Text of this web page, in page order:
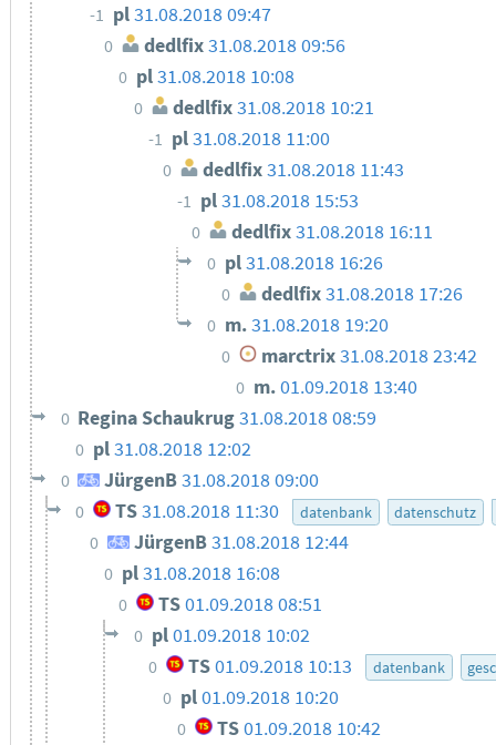
-1 pl31.08.2018 09:47
0 dedlfix31.08.2018 09:56
0 pl31.08.2018 10:08
0 dedlfix31.08.2018 10:21
-1 pl31.08.2018 11:00
0 dedlfix31.08.2018 11:43
-1 pl31.08.2018 15:53
0 dedlfix31.08.2018 16:11
0 pl31.08.2018 16:26
0 dedlfix 31.08.2018 17:26
0 m.31.08.2018 19:20
0 marctrix 31.08.2018 23:42
0 m.01.09.2018 13:40
0 Regina Schaukrug31.08.2018 08:59
0 pl31.08.2018 12:02
0 JürgenB 31.08.2018 09:00
0 TS 31.08.2018 11:30 datenbank datenschutz
0 JürgenB31.08.2018 12:44
0 pl31.08.2018 16:08
0 TS01.09.2018 08:51
0 pl01.09.2018 10:02
0 TS 01.09.2018 10:13 datenbank
0 pl01.09.2018 10:20
0 TS01.09.2018 10:42